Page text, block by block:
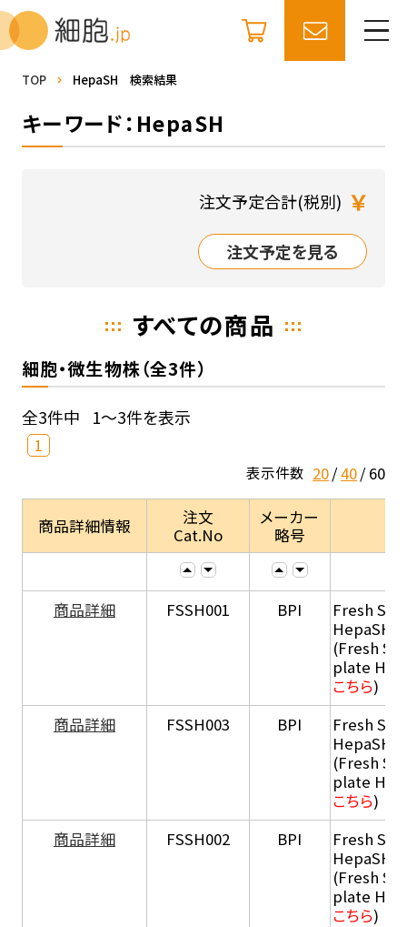
TOP HepaSH 検索結果
キーワード：HepaSH
注文予定合計(税別) ￥
注文予定を見る
すべての商品
細胞・微生物株（全3件）
全3件中 1～3件を表示
1
表示件数 20 40 60
商品詳細情報
注文
Cat.No
メーカー
略号
商品詳細 FSSH001 BPI
Fresh
HepaSH®
(Fresh
plate
こちら)
商品詳細
FSSH003 BPI
Fresh
HepaSH®
(Fresh
plate
こちら)
商品詳細
FSSH002 BPI
Fresh
HepaSH®
(Fresh
plate
こちら)